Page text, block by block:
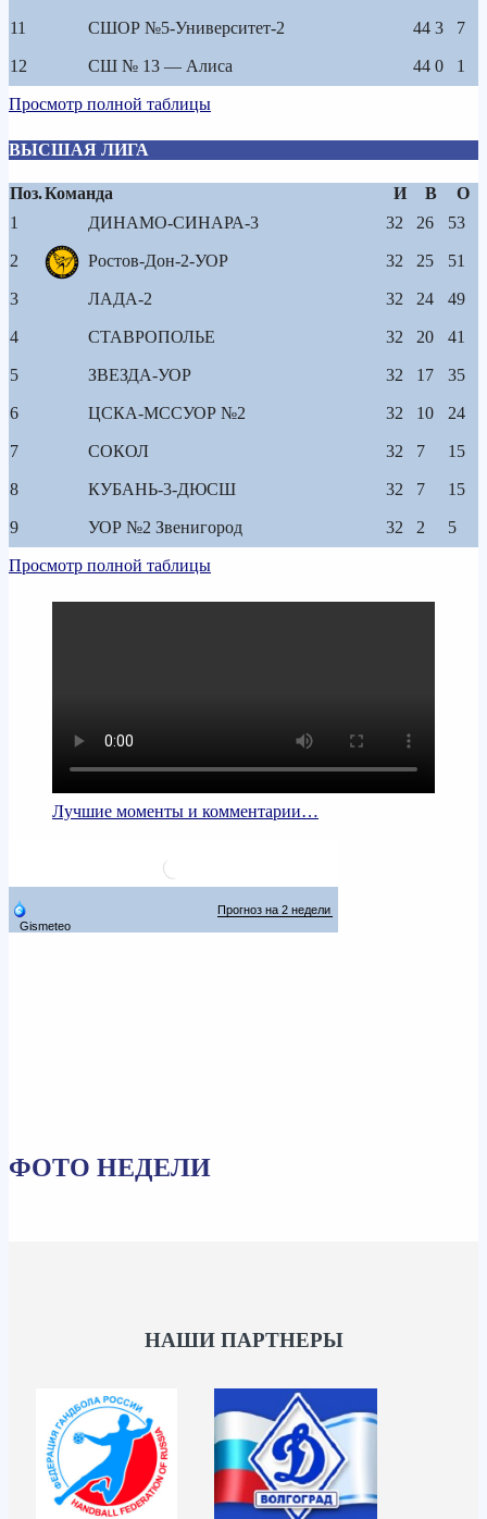
11 СШОР №5-Университет-2 44 3 7
12 СШ № 13 — Алиса 44 0 1
Просмотр полной таблицы
ВЫСШАЯ ЛИГА
Поз.Команда И В
О
1
ДИНАМО-СИНАРА-3 32 26 53
2 Ростов-Дон-2-УОР 32 25 51
3 ЛАДА-2 32 24 49
4 СТАВРОПОЛЬЕ 32 20 41
5 ЗВЕЗДА-УОР 32 17 35
6 ЦСКА-МССУОР №2 32 10 24
7 СОКОЛ 32 7 15
8 КУБАНЬ-3-ДЮСШ 32 7 15
9 УОР №2 Звенигород 32 2 5
Просмотр полной таблицы
Лучшие моменты и комментарии…
ФОТО НЕДЕЛИ
НАШИ ПАРТНЕРЫ